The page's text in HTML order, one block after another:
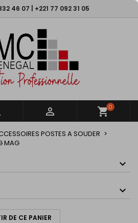
46 07 | +221 77 092 31 05
 shopping_cart0
POSTES A SOUDER
MAG
DE CE PANIER
×
×
((modalDeleteText))
d'envies ×
Créer une liste d'envies
×
pour ajouter des produits
Annuler Connexion